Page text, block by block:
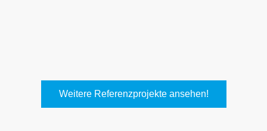
Weitere Referenzprojekte ansehen!